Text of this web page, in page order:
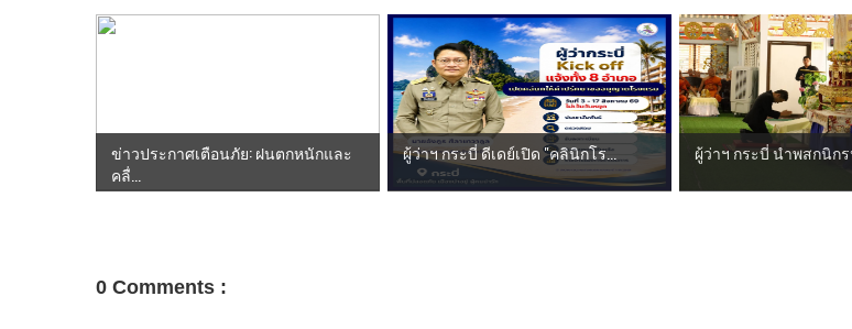
ข่าวประกาศเตือนภัย: ฝนตกหนักและ
คลื่...
ผู้ว่าฯ กระบี่ ดีเดย์เปิด "คลินิกโร... ผู้ว่าฯ กระบี่ นำพสกนิก
0 Comments :